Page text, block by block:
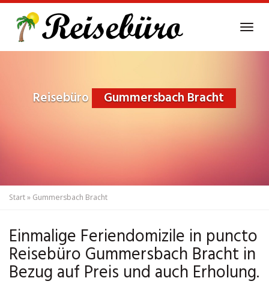
main
Reisebüro Gummersbach Bracht
Start» Gummersbach Bracht
Einmalige Feriendomizile in puncto
Reisebüro Gummersbach Bracht in
Bezug auf Preis und auch Erholung.